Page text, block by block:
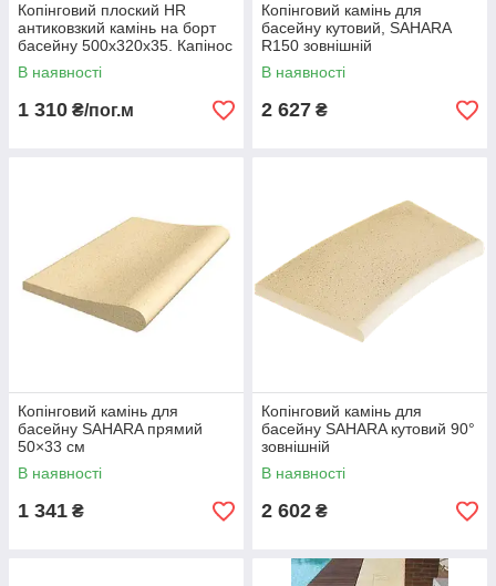
Копінговий плоский HR
антиковзкий камінь на борт
басейну 500х320х35. Капінос
білий.
В наявності
1 310 ₴/пог.м
Копінговий камінь для
басейну кутовий, SAHARA
R150 зовнішній
В наявності
2 627 ₴
Копінговий камінь для
басейну SAHARA прямий
50×33 см
В наявності
1 341 ₴
Копінговий камінь для
басейну SAHARA кутовий 90°
зовнішній
В наявності
2 602 ₴